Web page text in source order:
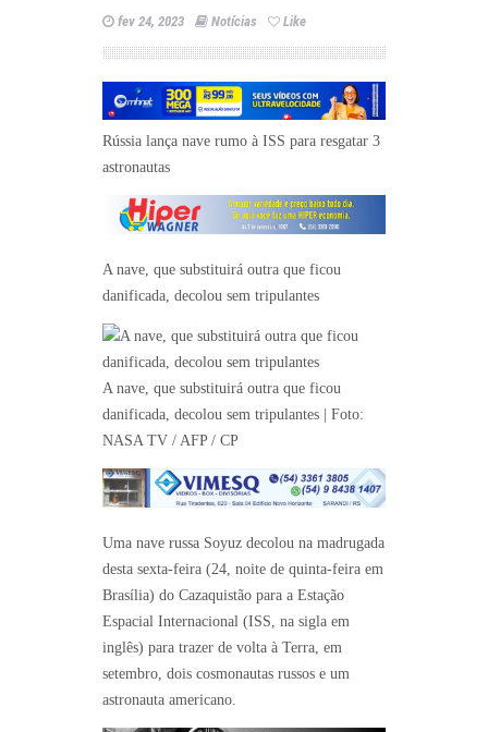
fev 24, 2023 Notícias Like
Rússia lança nave rumo à ISS para resgatar 3
astronautas
A nave, que substituirá outra que ficou
danificada, decolou sem tripulantes
A nave, que substituirá outra que ficou
danificada, decolou sem tripulantes | Foto:
NASA TV / AFP / CP
Uma nave russa Soyuz decolou na madrugada
desta sexta-feira (24, noite de quinta-feira em
Brasília) do Cazaquistão para a Estação
Espacial Internacional (ISS, na sigla em
inglês) para trazer de volta à Terra, em
setembro, dois cosmonautas russos e um
astronauta americano.